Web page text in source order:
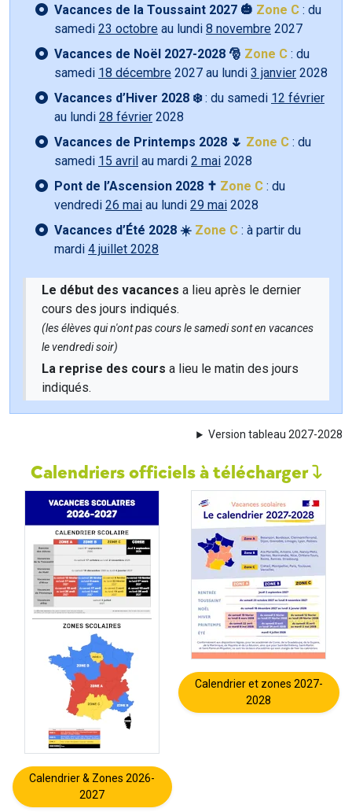
Vacances de la Toussaint 2027 🎃 Zone C : du
samedi 23 octobre au lundi 8 novembre 2027
Vacances de Noël 2027-2028 🎅 Zone C : du
samedi 18 décembre 2027 au lundi 3 janvier 2028
Vacances d’Hiver 2028 ❄️: du samedi 12 février
au lundi 28 février 2028
Vacances de Printemps 2028 🌷 Zone C : du
samedi 15 avril au mardi 2 mai 2028
Pont de l’Ascension 2028 ✝️ Zone C : du
vendredi 26 mai au lundi 29 mai 2028
Vacances d’Été 2028 ☀️ Zone C : à partir du
mardi 4 juillet 2028
Le début des vacances a lieu après le dernier
cours des jours indiqués.
(les élèves qui n'ont pas cours le samedi sont en vacances
le vendredi soir)
La reprise des cours a lieu le matin des jours
indiqués.
Version tableau 2027-2028
Calendriers officiels à télécharger
Calendrier & Zones 2026-
2027
Calendrier et zones 2027-
2028